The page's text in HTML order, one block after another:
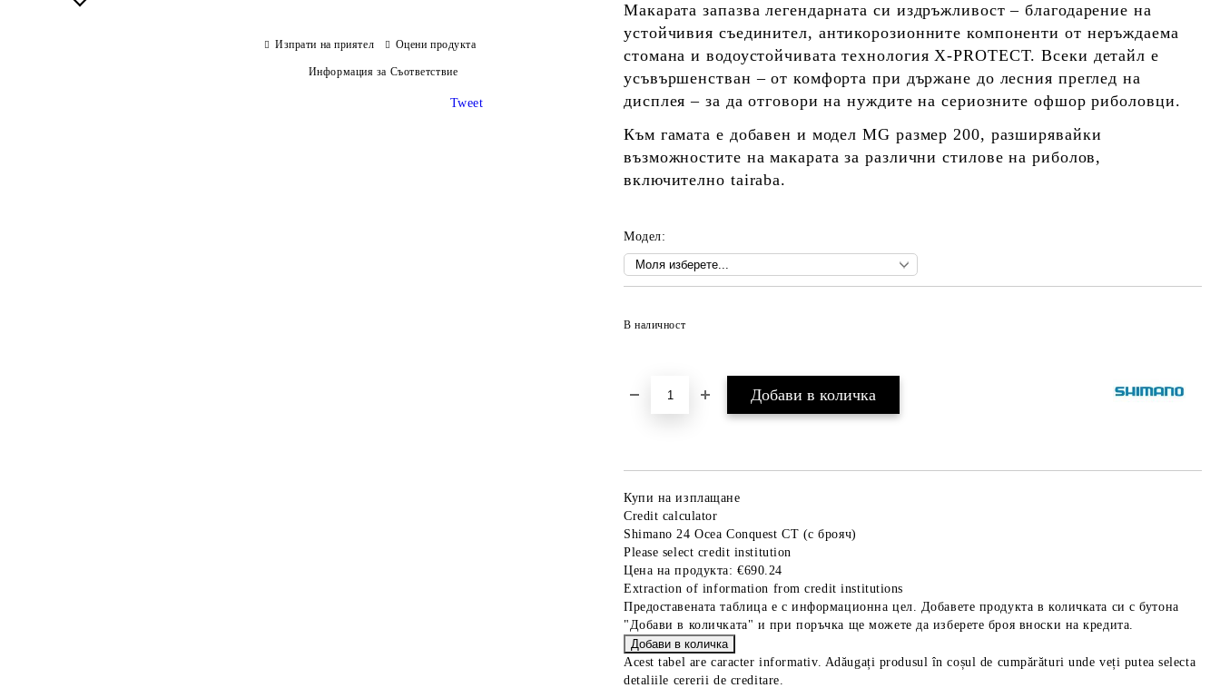
Макарата запазва легендарната си издръжливост – благодарение на
устойчивия съединител, антикорозионните компоненти от неръждаема
стомана и водоустойчивата технологияX-PROTECT. Всеки детайл е
усъвършенстван – от комфорта при държане до лесния преглед на
дисплея – за да отговори на нуждите на сериозните офшор риболовци.
Към гамата е добавен и моделMG размер 200, разширявайки
възможностите на макарата за различни стилове на риболов,
включително tairaba.
Модел:
В наличност
Купи на изплащане
Credit calculator
Shimano 24 Ocea Conquest CT (с брояч)
Please select credit institution
Цена на продукта: €690.24
Extraction of information from credit institutions
Предоставената таблица е с информационна цел. Добавете продукта в количката си с бутона
"Добави в количката" и при поръчка ще можете да изберете броя вноски на кредита.
Acest tabel are caracter informativ. Adăugați produsul în coșul de cumpărături unde veți putea selecta
detaliile cererii de creditare.
Изпрати на приятел Оцени продукта
Информация за Съответствие
Tweet